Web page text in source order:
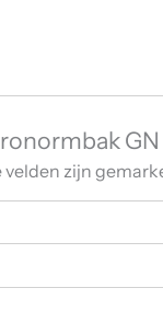
velden zijn